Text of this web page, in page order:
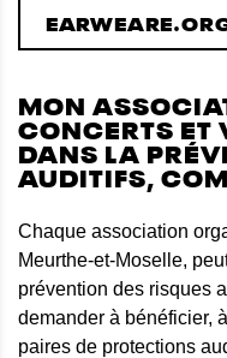
MON
CONCERTS ET
DANS LA
AUDITIFS,
Chaque association
Meurthe-et-Moselle,
prévention des risques
demander à bénéficier,
paires de protections